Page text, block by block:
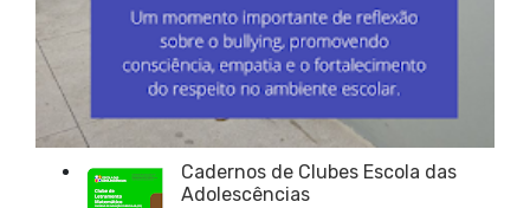
Cadernos de Clubes Escola das
Adolescências